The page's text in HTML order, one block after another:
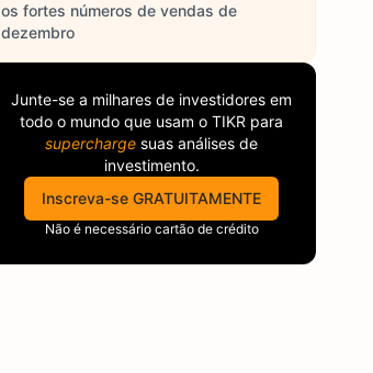
os fortes números de vendas de
dezembro
Junte-se a milhares de investidores em
todo o mundo que usam o TIKR para
supercharge suas análises de
investimento.
Inscreva-se GRATUITAMENTE
Não é necessário cartão de crédito